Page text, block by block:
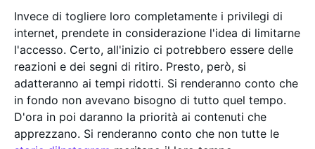
Invece di togliere loro completamente i privilegi di
internet, prendete in considerazione l'idea di limitarne
l'accesso. Certo, all'inizio ci potrebbero essere delle
reazioni e dei segni di ritiro. Presto, però, si
adatteranno ai tempi ridotti. Si renderanno conto che
in fondo non avevano bisogno di tutto quel tempo.
D'ora in poi daranno la priorità ai contenuti che
apprezzano. Si renderanno conto che non tutte le